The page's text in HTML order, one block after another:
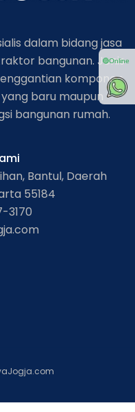
dalam bidang jasa
bangunan. Jenis
komponen
baru maupun
bangunan rumah.
Bantul, Daerah
55184
3170
🟢Online